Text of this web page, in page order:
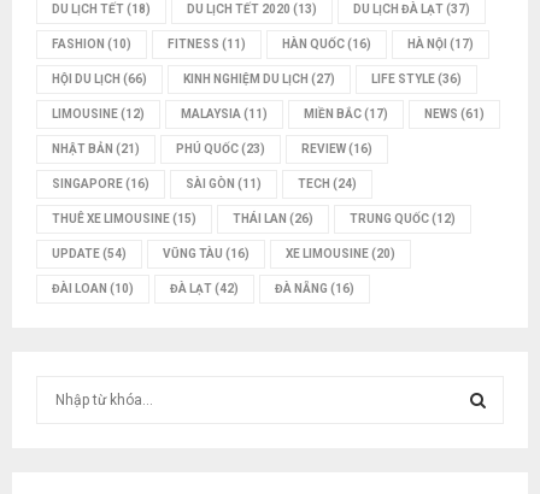
DU LỊCH TẾT(18) DU LỊCH TẾT 2020 (13) DU LỊCH ĐÀ LẠT(37)
FASHION (10) FITNESS (11) HÀN QUỐC(16) HÀ NỘI (17)
HỘI DU LỊCH (66) KINH NGHIỆM DU LỊCH (27) LIFE STYLE(36)
LIMOUSINE(12) MALAYSIA (11) MIỀN BẮC(17) NEWS (61)
NHẬT BẢN (21) PHÚ QUỐC(23) REVIEW(16)
SINGAPORE(16) SÀI GÒN (11) TECH (24)
THUÊ XE LIMOUSINE(15) THÁI LAN (26) TRUNG QUỐC(12)
UPDATE(54) VŨNG TÀU (16) XE LIMOUSINE(20)
ĐÀI LOAN (10) ĐÀ LẠT(42) ĐÀ NẴNG (16)